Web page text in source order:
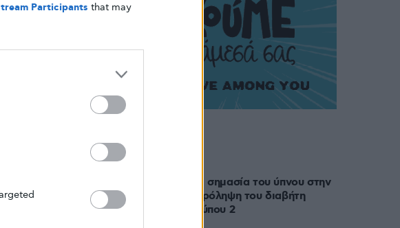
Participants that may
τα
σε
με νέα
αίματος,
Η σημασία του ύπνου στην
πρόληψη του διαβήτη
τύπου 2